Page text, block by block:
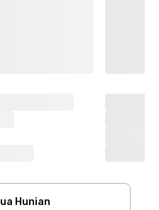
Hunian